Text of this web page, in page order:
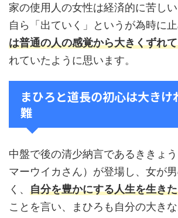
家の使用人の女性は経済的に苦し
自ら「出ていく」というが為時に止
は普通の人の感覚から大きくずれ
れていたように思います。
まひろと道長の初心は大きけ
難
中盤で後の清少納言であるききょ
マーウイカさん）が登場し、女が
く、 自分を豊かにする人生を生き
ことを言い、まひろも自分の大き